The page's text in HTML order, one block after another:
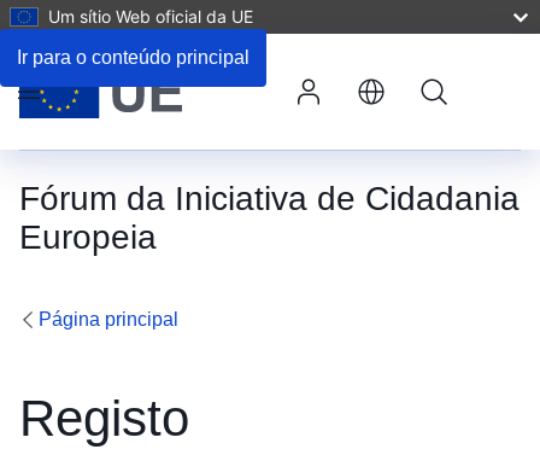
Ir para o conteúdo principal
Um sítio Web oficial da UE
Fórum da Iniciativa de Cidadania
Europeia
Menu
Página principal
Registo